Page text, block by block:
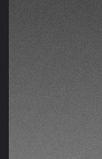
西班牙
阵容预